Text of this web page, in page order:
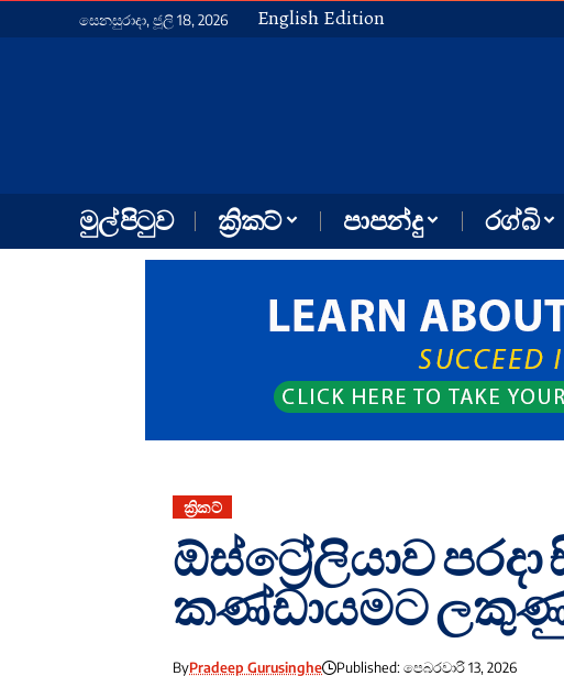
සෙනසුරාදා, ජූලි 18, 2026 English Edition
මුල් පිටුව ක්‍රිකට් පාපන්දු රග්බි
ක්‍රිකට්
ඕස්ට්‍රේලියාව
කණ්ඩායමට ලකුණු
ByPradeep Gurusinghe Published: පෙබරවාරි 13, 2026